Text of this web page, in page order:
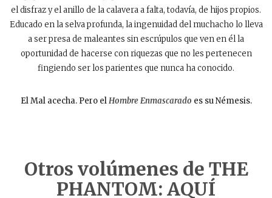
el disfraz y el anillo de la calavera a falta, todavía, de hijos propios.
Educado en la selva profunda, la ingenuidad del muchacho lo lleva
a ser presa de maleantes sin escrúpulos que ven en él la
oportunidad de hacerse con riquezas que no les pertenecen
fingiendo ser los parientes que nunca ha conocido.
El Mal acecha. Pero elHombre Enmascarado es su Némesis.
Otros volúmenes de THE
PHANTOM: AQUÍ